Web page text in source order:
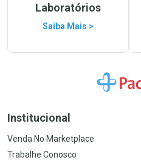
Laboratórios
Saiba Mais >
Ir para a
Institucional
Venda No Marketplace
Trabalhe Conosco